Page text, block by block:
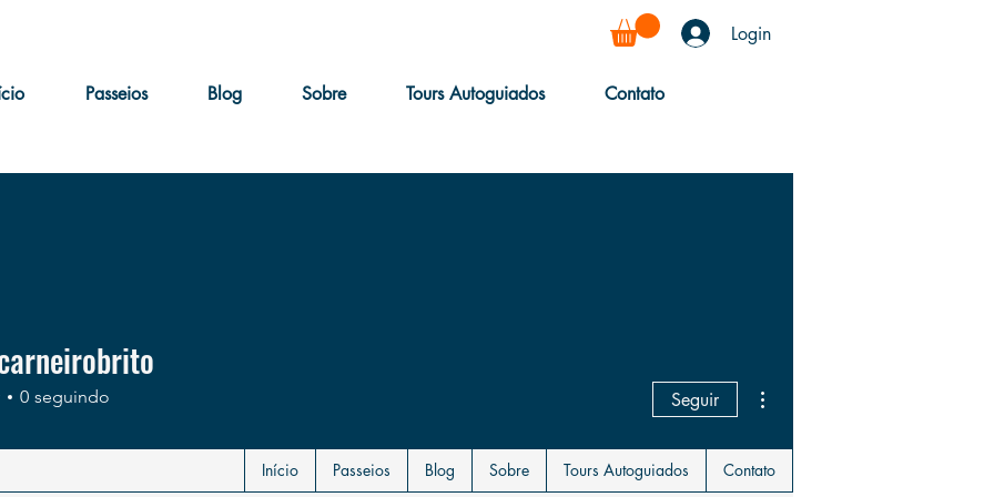
Login
Passeios Blog Sobre Tours Autoguiados Contato
0 seguindo Seguir
Início Passeios Blog Sobre Tours Autoguiados Contato